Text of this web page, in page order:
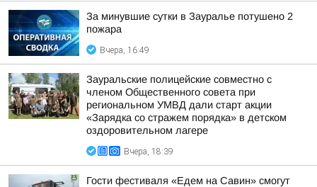
За минувшие сутки в Зауралье потушено 2
пожара
Вчера, 16:49
Зауральские полицейские совместно с
членом Общественного совета при
региональном УМВД дали старт акции
«Зарядка со стражем порядка» в детском
оздоровительном лагере
Вчера, 18:39
Гости фестиваля «Едем на Савин» смогут